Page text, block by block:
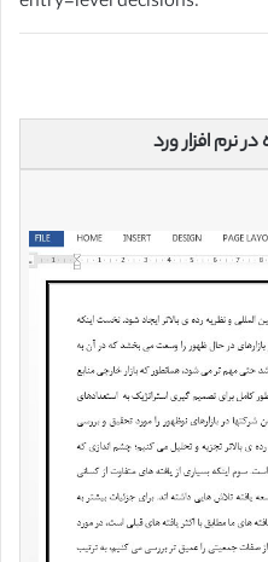
نرم افزار ورد